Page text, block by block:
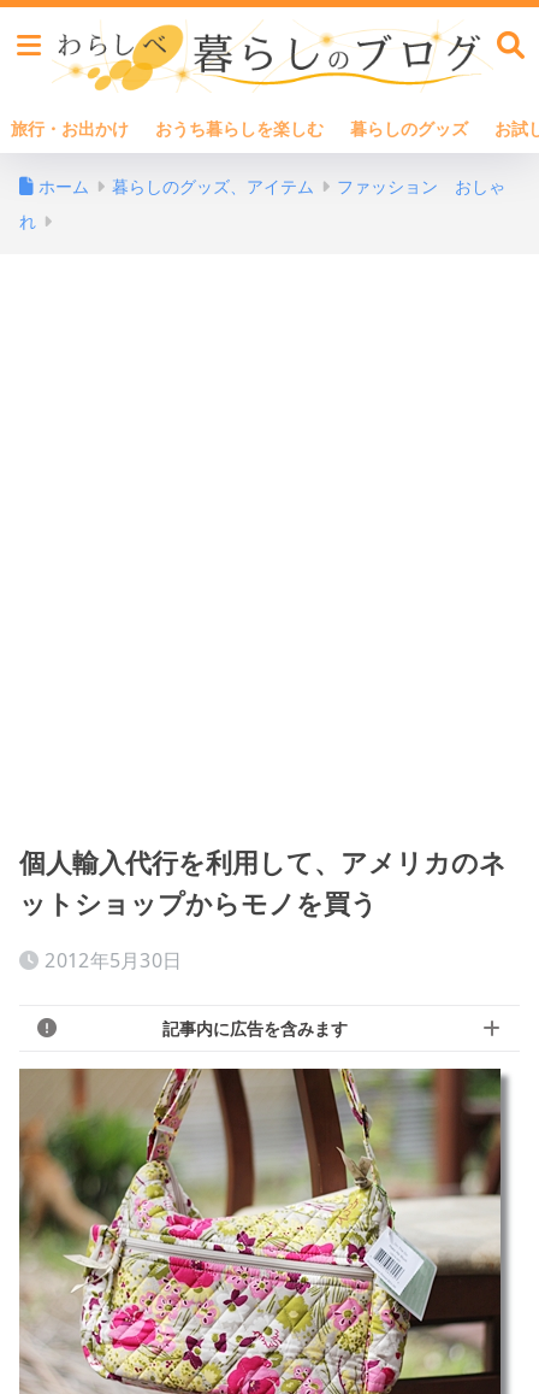
旅行・お出かけ おうち暮らしを楽しむ 暮らしのグッズ お試
ホーム 暮らしのグッズ、アイテム
ファッション おしゃ
れ
個人輸入代行を利用して、アメリカのネ
ットショップからモノを買う
2012年5月30日
記事内に広告を含みます